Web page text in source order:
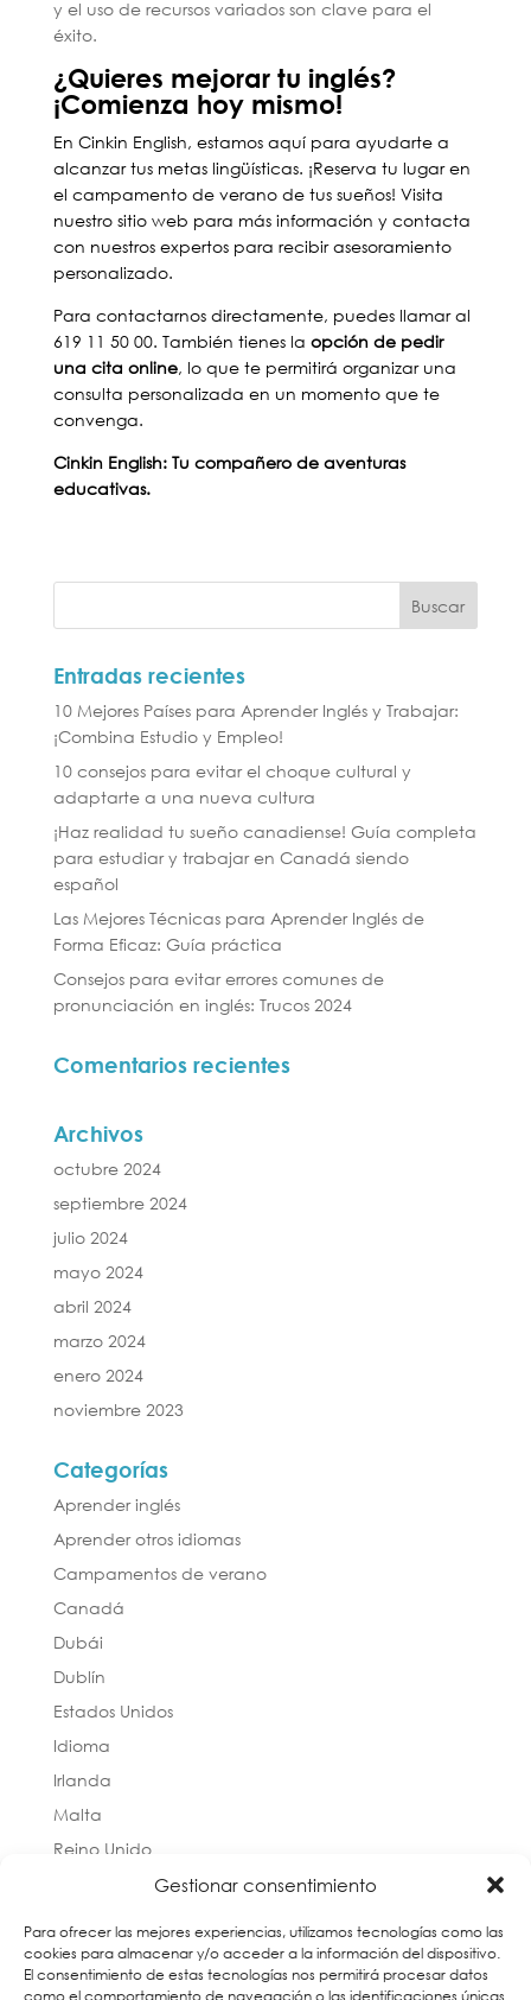
Gestionar consentimiento
Para ofrecer las mejores experiencias, utilizamos tecnologías como las
cookies para almacenar y/o acceder a la información del dispositivo.
El consentimiento de estas tecnologías nos permitirá procesar datos
como el comportamiento de navegación o las identificaciones únicas
y el uso de recursos variados son clave para el
éxito.
¿Quieres mejorar tu inglés?
¡Comienza hoy mismo!
En Cinkin English, estamos aquí para ayudarte a
alcanzar tus metas lingüísticas. ¡Reserva tu lugar en
el campamento de verano de tus sueños! Visita
nuestro sitio web para más información y contacta
con nuestros expertos para recibir asesoramiento
personalizado.
Para contactarnos directamente, puedes llamar al
619 11 50 00. También tienes la opción de pedir
una cita online, lo que te permitirá organizar una
consulta personalizada en un momento que te
convenga.
Cinkin English: Tu compañero de aventuras
educativas.
Entradas recientes
10 Mejores Países para Aprender Inglés y Trabajar:
¡Combina Estudio y Empleo!
10 consejos para evitar el choque cultural y
adaptarte a una nueva cultura
¡Haz realidad tu sueño canadiense! Guía completa
para estudiar y trabajar en Canadá siendo
español
Las Mejores Técnicas para Aprender Inglés de
Forma Eficaz: Guía práctica
Consejos para evitar errores comunes de
pronunciación en inglés: Trucos 2024
Comentarios recientes
Archivos
octubre 2024
septiembre 2024
julio 2024
mayo 2024
abril 2024
marzo 2024
enero 2024
noviembre 2023
Categorías
Aprender inglés
Aprender otros idiomas
Campamentos de verano
Canadá
Dubái
Dublín
Estados Unidos
Idioma
Irlanda
Malta
Reino Unido
Técnicas de estudio
Vocabulario